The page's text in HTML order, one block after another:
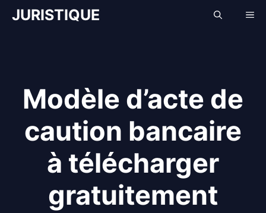
AllerJURISTIQUE
Modèle d’acte de
caution bancaire
à télécharger
gratuitement